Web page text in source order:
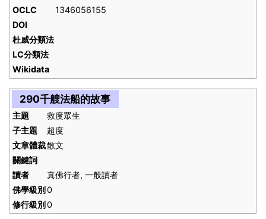
OCLC
1346056155
DOI
杜威分類法
LC分類法
Wikidata
290千艘法船的故事
主題
救度眾生
子主題
超度
文章體裁散文
關鍵詞
讀者
真佛行者, 一般讀者
佛學級別0
修行級別0